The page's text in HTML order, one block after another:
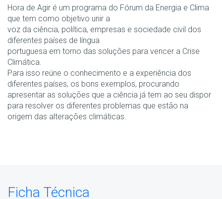
Hora de Agir é um programa do Fórum da Energia e Clima
que tem como objetivo unir a
voz da ciência, política, empresas e sociedade civil dos
diferentes países de língua
portuguesa em torno das soluções para vencer a Crise
Climática.
Para isso reúne o conhecimento e a experiência dos
diferentes países, os bons exemplos, procurando
apresentar as soluções que a ciência já tem ao seu dispor
para resolver os diferentes problemas que estão na
origem das alterações climáticas.
Ficha Técnica